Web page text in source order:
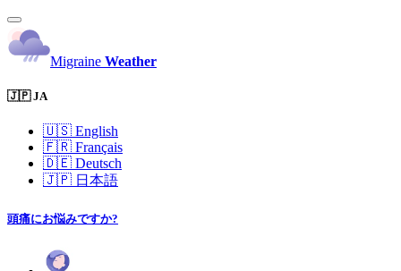
Migraine Weather
🇯🇵 JA
🇺🇸 English
🇫🇷 Français
🇩🇪 Deutsch
🇯🇵 日本語
頭痛にお悩みですか?